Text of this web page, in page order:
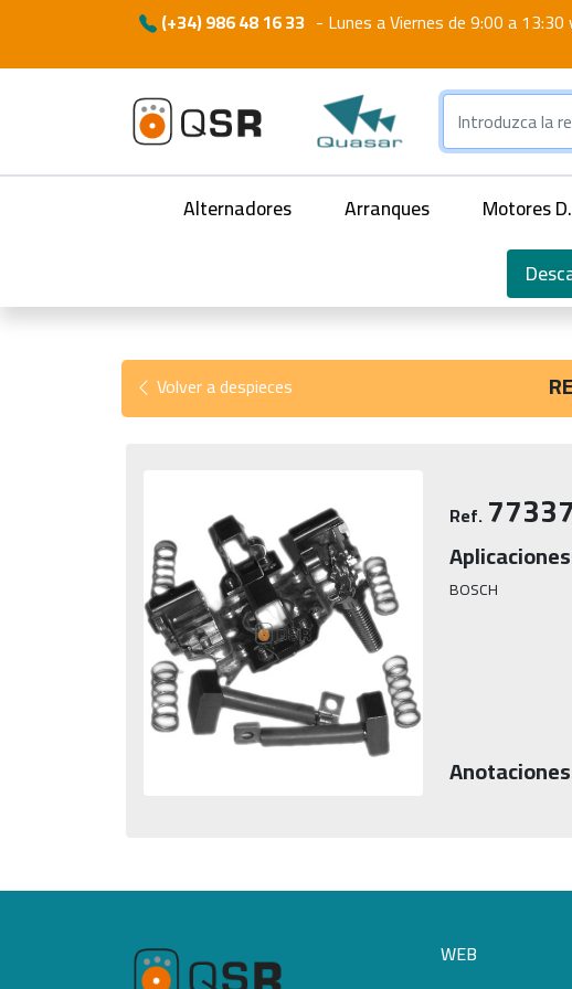
(+34) 986 48 16 33 - Lunes a Viernes de 9:00 a
Alternadores Arranques Motores
Volver a despieces
Ref.
BOSCH
WEB